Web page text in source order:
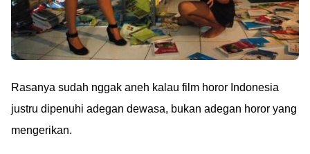
Rasanya sudah nggak aneh kalau film horor Indonesia
justru dipenuhi adegan dewasa, bukan adegan horor yang
mengerikan.